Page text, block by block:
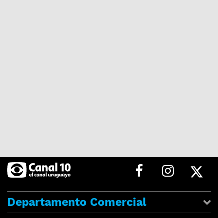
Departamento Comercial